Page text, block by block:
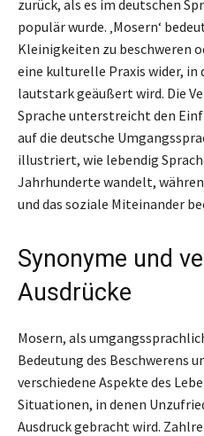
zurück, als es im deutschen
populär wurde. ‚Mosern‘
Kleinigkeiten zu beschweren
eine kulturelle Praxis wider, in
lautstark geäußert wird. Die
Sprache unterstreicht den
auf die deutsche
illustriert, wie lebendig
Jahrhunderte wandelt,
und das soziale Miteinander
Synonyme und
Ausdrücke
Mosern, als
Bedeutung des Beschwerens
verschiedene Aspekte des
Situationen, in denen
Ausdruck gebracht wird.